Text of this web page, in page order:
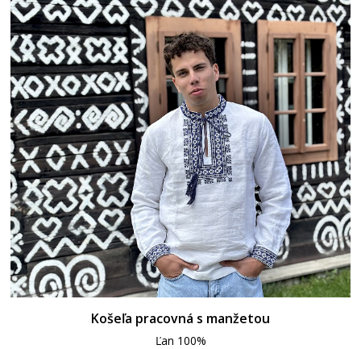
Košeľa pracovná s manžetou
Ľan 100%